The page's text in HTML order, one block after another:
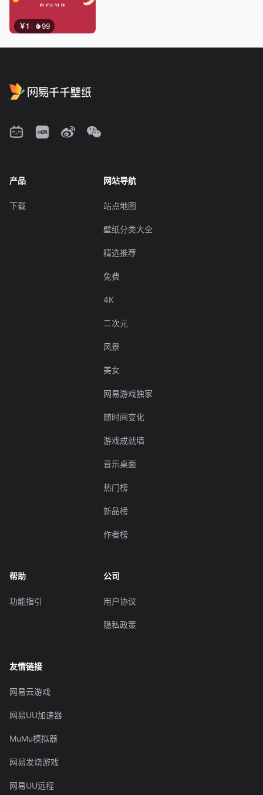
￥1 99
产品
下载
网站导航
站点地图
壁纸分类大全
精选推荐
免费
4K
二次元
风景
美女
网易游戏独家
随时间变化
游戏成就墙
音乐桌面
热门榜
新品榜
作者榜
帮助
功能指引
公司
用户协议
隐私政策
友情链接
网易云游戏
网易UU加速器
MuMu模拟器
网易发烧游戏
网易UU远程